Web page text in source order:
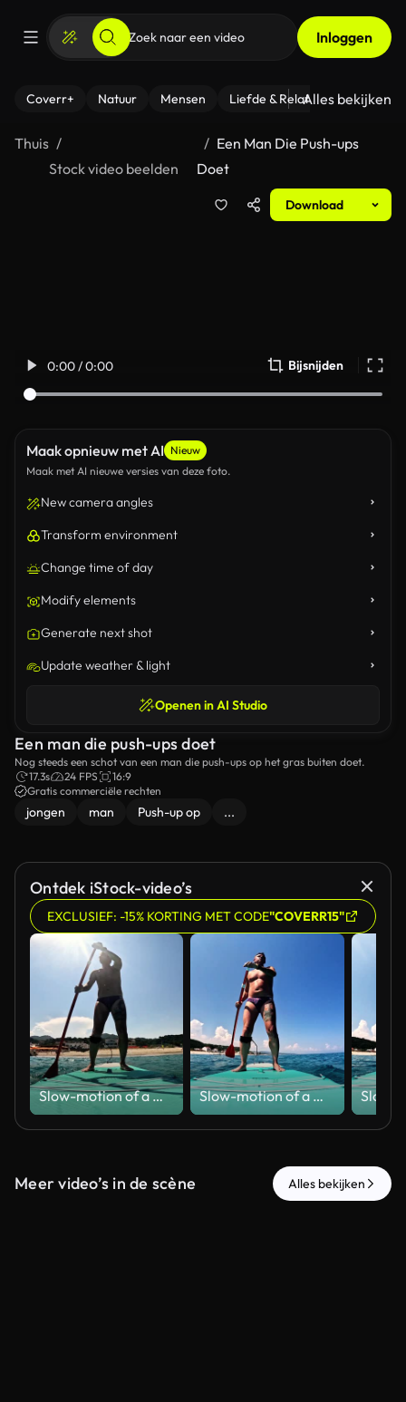
Inloggen
Coverr+ Natuur Mensen Liefde & Relaties - Fitness
Alles bekijken
Thuis
Stock video beelden
Een Man Die Push-ups
Doet
Download
0:00 / 0:00 Bijsnijden
Maak opnieuw met AI Nieuw
Maak met AI nieuwe versies van deze foto.
New camera angles
Transform environment
Change time of day
Modify elements
Generate next shot
Update weather & light
Openen in AI Studio
Een man die push-ups doet
Nog steeds een schot van een man die push-ups op het gras buiten doet.
17.3s
24 FPS
16:9
Gratis commerciële rechten
jongen man Push-up op ...
Ontdek iStock-video’s
EXCLUSIEF: -15% KORTING MET CODE"COVERR15"
Slow-motion of a man standing on a stand-up paddle board in the Mediterranean Sea and starting to paddle Slow-motion of a man who practices stand-up paddleboarding in the Mediterranean Sea along the coast of Sicily, the man is forty-two years old and of Caucasian origin
Meer video’s in de scène Alles bekijken